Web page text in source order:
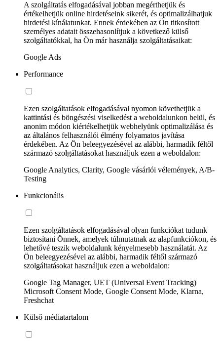
A szolgáltatás elfogadásával jobban megérthetjük és
értékelhetjük online hirdetéseink sikerét, és optimalizálhatjuk
hirdetési kínálatunkat. Ennek érdekében az Ön titkosított
személyes adatait összehasonlítjuk a következő külső
szolgáltatókkal, ha Ön már használja szolgáltatásaikat:
Google Ads
Performance
Ezen szolgáltatások elfogadásával nyomon követhetjük a
kattintási és böngészési viselkedést a weboldalunkon belül, és
anonim módon kiértékelhetjük webhelyünk optimalizálása és
az általános felhasználói élmény folyamatos javítása
érdekében. Az Ön beleegyezésével az alábbi, harmadik féltől
származó szolgáltatásokat használjuk ezen a weboldalon:
Google Analytics, Clarity, Google vásárlói vélemények, A/B-
Testing
Funkcionális
Ezen szolgáltatások elfogadásával olyan funkciókat tudunk
biztosítani Önnek, amelyek túlmutatnak az alapfunkciókon, és
lehetővé teszik weboldalunk kényelmesebb használatát. Az
Ön beleegyezésével az alábbi, harmadik féltől származó
szolgáltatásokat használjuk ezen a weboldalon:
Google Tag Manager, UET (Universal Event Tracking)
Microsoft Consent Mode, Google Consent Mode, Klarna,
Freshchat
Külső médiatartalom